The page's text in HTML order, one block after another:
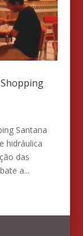
Santana
hidráulica
das
a...